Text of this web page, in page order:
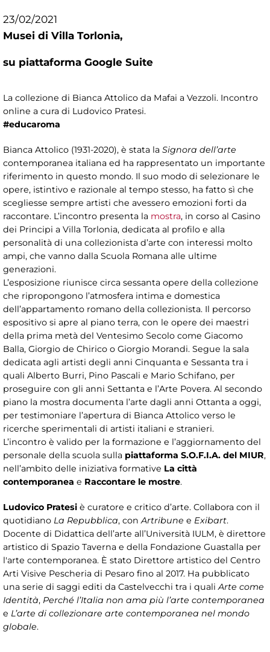
23/02/2021
Musei di Villa Torlonia,
su piattaforma Google Suite
La collezione di Bianca Attolico da Mafai a Vezzoli. Incontro
online a cura di Ludovico Pratesi.
#educaroma
Bianca Attolico (1931-2020), è stata la Signora dell’arte
contemporanea italiana ed ha rappresentato un importante
riferimento in questo mondo. Il suo modo di selezionare le
opere, istintivo e razionale al tempo stesso, ha fatto sì che
scegliesse sempre artisti che avessero emozioni forti da
raccontare. L’incontro presenta la mostra, in corso al Casino
dei Principi a Villa Torlonia, dedicata al profilo e alla
personalità di una collezionista d’arte con interessi molto
ampi, che vanno dalla Scuola Romana alle ultime
generazioni.
L’esposizione riunisce circa sessanta opere della collezione
che ripropongono l’atmosfera intima e domestica
dell’appartamento romano della collezionista. Il percorso
espositivo si apre al piano terra, con le opere dei maestri
della prima metà del Ventesimo Secolo come Giacomo
Balla, Giorgio de Chirico o Giorgio Morandi. Segue la sala
dedicata agli artisti degli anni Cinquanta e Sessanta tra i
quali Alberto Burri, Pino Pascali e Mario Schifano, per
proseguire con gli anni Settanta e l’Arte Povera. Al secondo
piano la mostra documenta l’arte dagli anni Ottanta a oggi,
per testimoniare l’apertura di Bianca Attolico verso le
ricerche sperimentali di artisti italiani e stranieri.
L’incontro è valido per la formazione e l’aggiornamento del
personale della scuola sulla piattaforma S.O.F.I.A. del MIUR,
nell’ambito delle iniziativa formative La città
contemporanea e Raccontare le mostre.
Ludovico Pratesi è curatore e critico d’arte. Collabora con il
quotidiano La Repubblica, conArtribune e Exibart.
Docente di Didattica dell’arte all’Università IULM, è direttore
artistico di Spazio Taverna e della Fondazione Guastalla per
l'arte contemporanea. È stato Direttore artistico del Centro
Arti Visive Pescheria di Pesaro fino al 2017. Ha pubblicato
una serie di saggi editi da Castelvecchi tra i qualiArte come
Identità, Perché l’Italia non ama più l’arte contemporanea
e L’arte di collezionare arte contemporanea nel mondo
globale.